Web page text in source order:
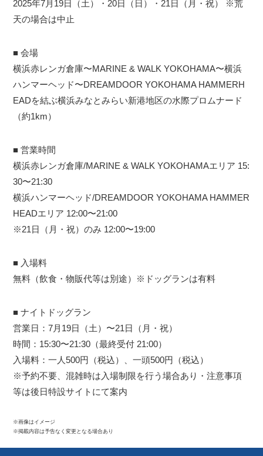
2025年7月19日（土）・20日（日）・21日（月・祝） ※荒
天の場合は中止
■ 会場
横浜赤レンガ倉庫〜MARINE & WALK YOKOHAMA〜横浜
ハンマーヘッド〜DREAMDOOR YOKOHAMA HAMMERH
EADを結ぶ横浜みなとみらい新港地区の水際プロムナード
（約1km）
■ 営業時間
横浜赤レンガ倉庫/MARINE & WALK YOKOHAMAエリア 15:
30〜21:30
横浜ハンマーヘッド/DREAMDOOR YOKOHAMA HAMMER
HEADエリア 12:00〜21:00
※21日（月・祝）のみ 12:00〜19:00
■ 入場料
無料（飲食・物販代等は別途）※ドッグランは有料
■ ナイトドッグラン
営業日：7月19日（土）〜21日（月・祝）
時間：15:30〜21:30（最終受付 21:00）
入場料：一人500円（税込）、一頭500円（税込）
※予約不要、混雑時は入場制限を行う場合あり・注意事項
等は後日特設サイトにて案内
※画像はイメージ
※掲載内容は予告なく変更となる場合あり